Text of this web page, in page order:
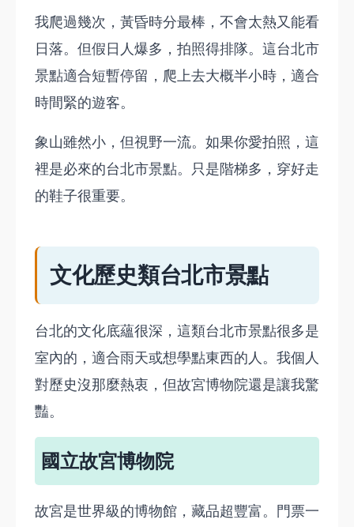
我爬過幾次，黃昏時分最棒，不會太熱又能看
日落。但假日人爆多，拍照得排隊。這台北市
景點適合短暫停留，爬上去大概半小時，適合
時間緊的遊客。
象山雖然小，但視野一流。如果你愛拍照，這
裡是必來的台北市景點。只是階梯多，穿好走
的鞋子很重要。
文化歷史類台北市景點
台北的文化底蘊很深，這類台北市景點很多是
室內的，適合雨天或想學點東西的人。我個人
對歷史沒那麼熱衷，但故宮博物院還是讓我驚
豔。
國立故宮博物院
故宮是世界級的博物館，藏品超豐富。門票一